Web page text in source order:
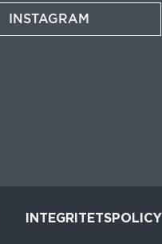
INSTAGRAM
INTEGRITETSPOLICY